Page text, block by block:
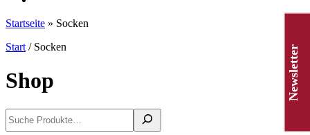
Startseite » Socken
Start / Socken
Shop
Suchen
Newsletter